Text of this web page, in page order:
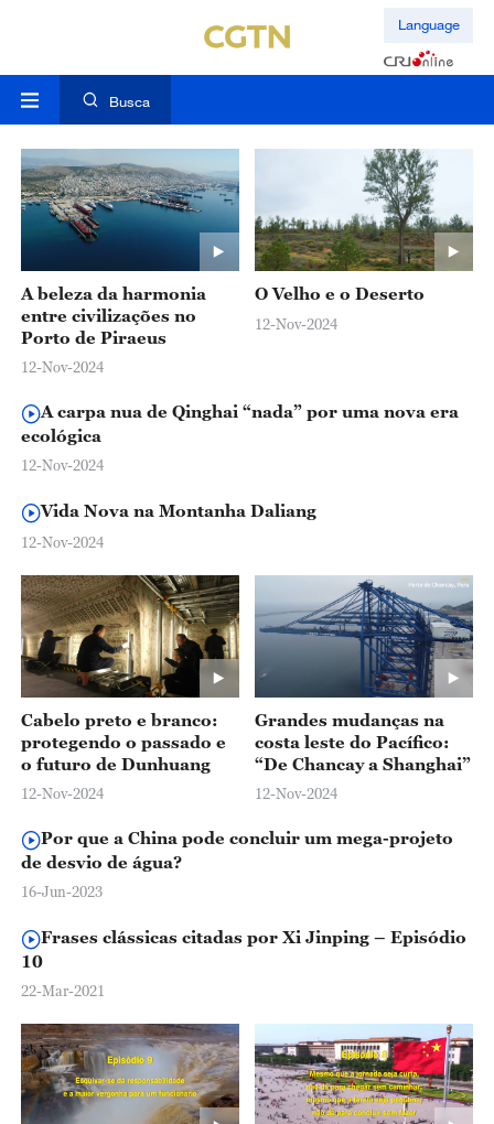
Language
Busca
A beleza da harmonia
entre civilizações no
Porto de Piraeus
12-Nov-2024
O Velho e o Deserto
12-Nov-2024
A carpa nua de Qinghai “nada” por uma nova era
ecológica
12-Nov-2024
Vida Nova na Montanha Daliang
12-Nov-2024
Cabelo preto e branco:
protegendo o passado e
o futuro de Dunhuang
12-Nov-2024
Grandes mudanças na
costa leste do Pacífico:
“De Chancay a Shanghai”
12-Nov-2024
Por que a China pode concluir um mega-projeto
de desvio de água?
16-Jun-2023
Frases clássicas citadas por Xi Jinping – Episódio
10
22-Mar-2021